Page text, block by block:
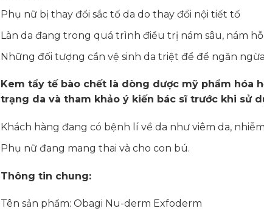
Phụ nữ bị thay đổi sắc tố da do thay đổi nội tiết tố
Làn da đang trong quá trình điều trị nám sâu, nám
Những đối tượng cần vệ sinh da triệt để để ngăn
Kem tẩy tế bào chết là dòng dược mỹ phẩm hóa
trạng da và tham khảo ý kiến bác sĩ trước khi sử
Khách hàng đang có bệnh lí về da như viêm da,
Phụ nữ đang mang thai và cho con bú.
Thông tin chung:
Tên sản phẩm: Obagi Nu-derm Exfoderm